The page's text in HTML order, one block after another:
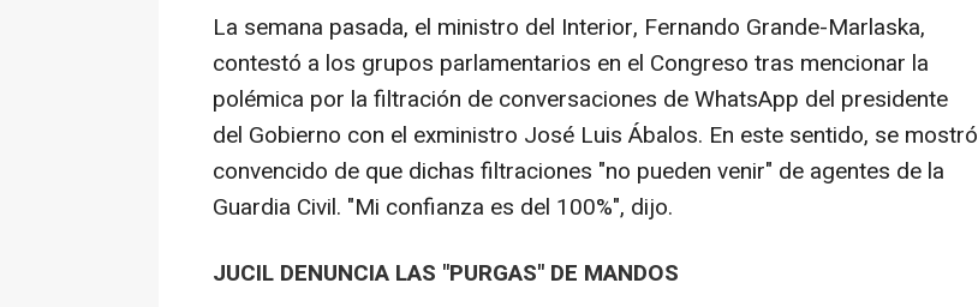
La semana pasada, el ministro del Interior, Fernando Grande-Marlaska,
contestó a los grupos parlamentarios en el Congreso tras mencionar la
polémica por la filtración de conversaciones de WhatsApp del presidente
del Gobierno con el exministro José Luis Ábalos. En este sentido, se mostró
convencido de que dichas filtraciones "no pueden venir" de agentes de la
Guardia Civil. "Mi confianza es del 100%", dijo.
JUCIL DENUNCIA LAS "PURGAS" DE MANDOS